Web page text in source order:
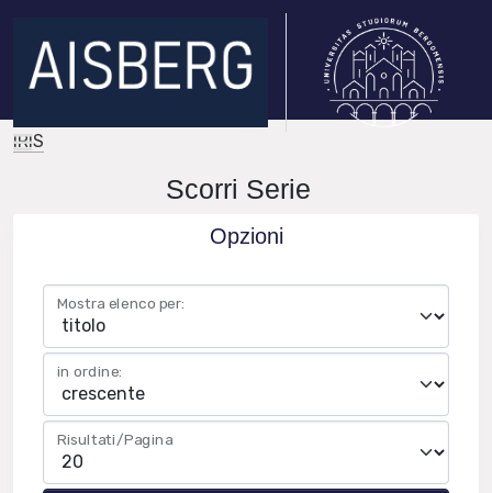
IRIS
Scorri Serie
Opzioni
Mostra elenco per:
in ordine:
Risultati/Pagina